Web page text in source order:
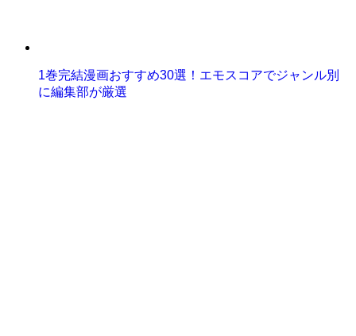
1巻完結漫画おすすめ30選！エモスコアでジャンル別
に編集部が厳選